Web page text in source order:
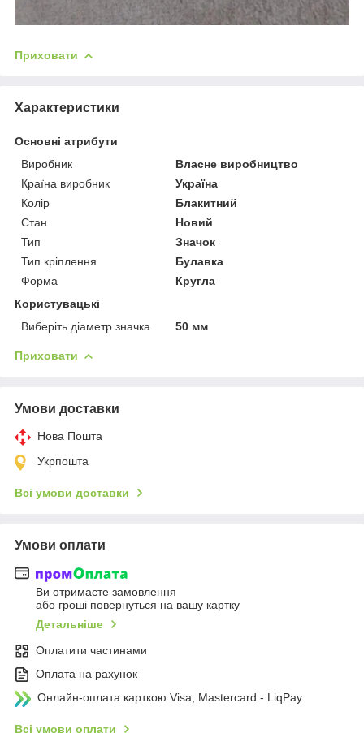
Приховати
Характеристики
Основні атрибути
Виробник
Власне виробництво
Країна виробник
Україна
Колір
Блакитний
Стан
Новий
Тип
Значок
Тип кріплення
Булавка
Форма
Кругла
Користувацькі
Виберіть діаметр значка
50 мм
Приховати
Умови доставки
Нова Пошта
Укрпошта
Всі умови доставки
Умови оплати
Ви отримаєте замовлення
або гроші повернуться на вашу картку
Детальніше
Оплатити частинами
Оплата на рахунок
Онлайн-оплата карткою Visa, Mastercard - LiqPay
Всі умови оплати